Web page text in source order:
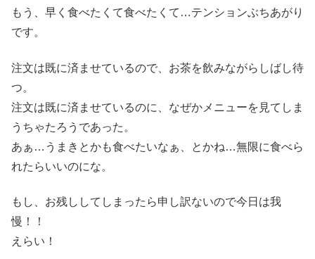
もう、早く食べたくて食べたくて…テンションぶちあがり
です。
注文は既に済ませているので、お茶を飲みながらしばし待
つ。
注文は既に済ませているのに、なぜかメニューを見てしま
うちゃたろうであった。
あぁ…うまきとかも食べたいなぁ、とかね…無限に食べら
れたらいいのにな。
もし、お残ししてしまったら申し訳ないので今日は我
慢！！
えらい！